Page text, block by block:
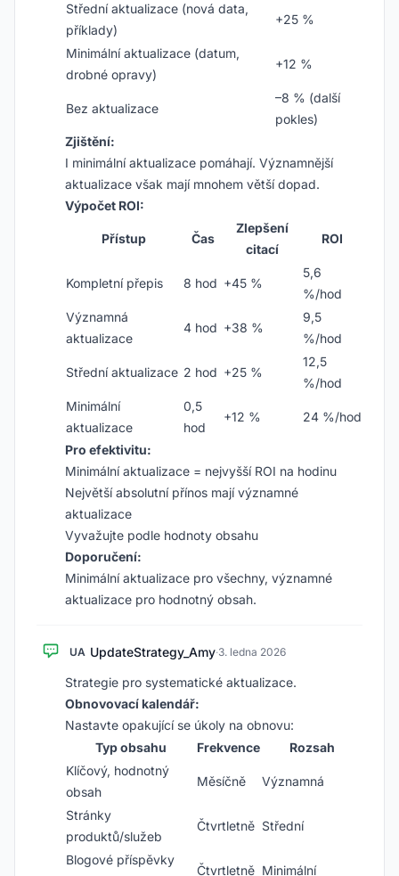
Střední aktualizace (nová data,
příklady)
+25 %
Minimální aktualizace (datum,
drobné opravy)
+12 %
Bez aktualizace
–8 % (další
pokles)
Zjištění:
I minimální aktualizace pomáhají. Významnější
aktualizace však mají mnohem větší dopad.
Výpočet ROI:
Přístup Čas
Zlepšení
citací
ROI
Kompletní přepis 8 hod +45 %
5,6
%/hod
Významná
aktualizace
4 hod +38 %
9,5
%/hod
Střední aktualizace 2 hod +25 %
12,5
%/hod
Minimální
aktualizace
0,5
hod
+12 % 24 %/hod
Pro efektivitu:
Minimální aktualizace = nejvyšší ROI na hodinu
Největší absolutní přínos mají významné
aktualizace
Vyvažujte podle hodnoty obsahu
Doporučení:
Minimální aktualizace pro všechny, významné
aktualizace pro hodnotný obsah.
UA UpdateStrategy_Amy·3. ledna 2026
Strategie pro systematické aktualizace.
Obnovovací kalendář:
Nastavte opakující se úkoly na obnovu:
Typ obsahu
Frekvence
Rozsah
Klíčový, hodnotný
obsah
Měsíčně Významná
Stránky
produktů/služeb
Čtvrtletně Střední
Blogové příspěvky
Čtvrtletně Minimální